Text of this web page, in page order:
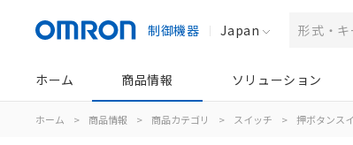
制御機器 Japan
ホーム 商品情報 ソリューション
ホーム > 商品情報 > 商品カテゴリ > スイッチ > 押ボタンス